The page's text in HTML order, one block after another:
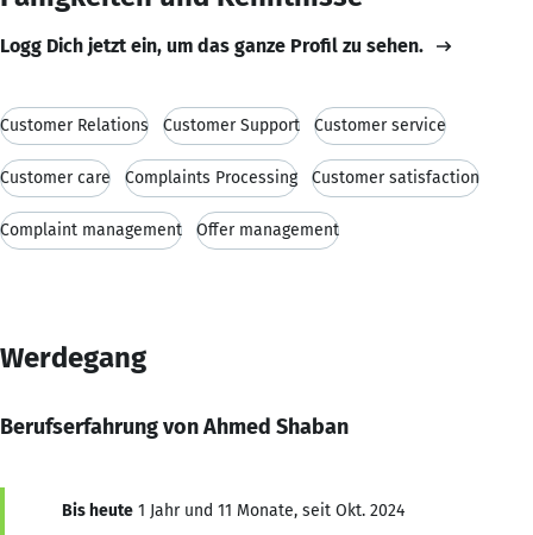
Logg Dich jetzt ein, um das ganze Profil zu sehen.
Customer Relations Customer Support Customer service
Customer care Complaints Processing Customer satisfaction
Complaint management Offer management
Werdegang
Berufserfahrung von Ahmed Shaban
Bis heute 1 Jahr und 11 Monate, seit Okt. 2024